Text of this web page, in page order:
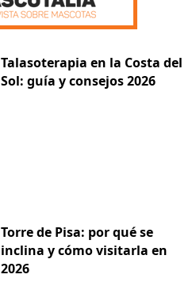
Talasoterapia en la Costa del
Sol: guía y consejos 2026
Torre de Pisa: por qué se
inclina y cómo visitarla en
2026